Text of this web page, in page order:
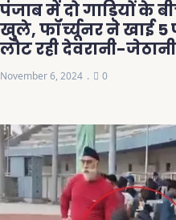
पंजाब में दो गाड़ियों के
खुले, फॉर्च्यूनर ने खाई 5
लौट रही देवरानी-
November 6, 2024 0